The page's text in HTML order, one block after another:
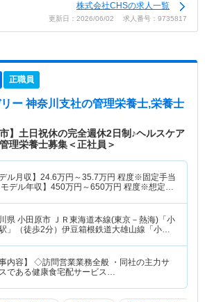
株式会社CHSの求人一覧
更新日：2026/06/02 求人番号：9735817
正職員
ー 神奈川支社の管理栄養士,栄養士
】土日祝休の完全週休2日制♪ヘルスケア
理栄養士募集＜正社員＞
ル月収】 24.6万円～35.7万円 程度※固定手当
デル年収】 450万円～650万円 程度※想定年
県 小田原市 ＪＲ東海道本線(東京－熱海)「小
」（徒歩2分）伊豆箱根鉄道大雄山線「小田
事内容】 ◇訪問営業業務全般 ・同社の主力サ
である健康食宅配サービス…